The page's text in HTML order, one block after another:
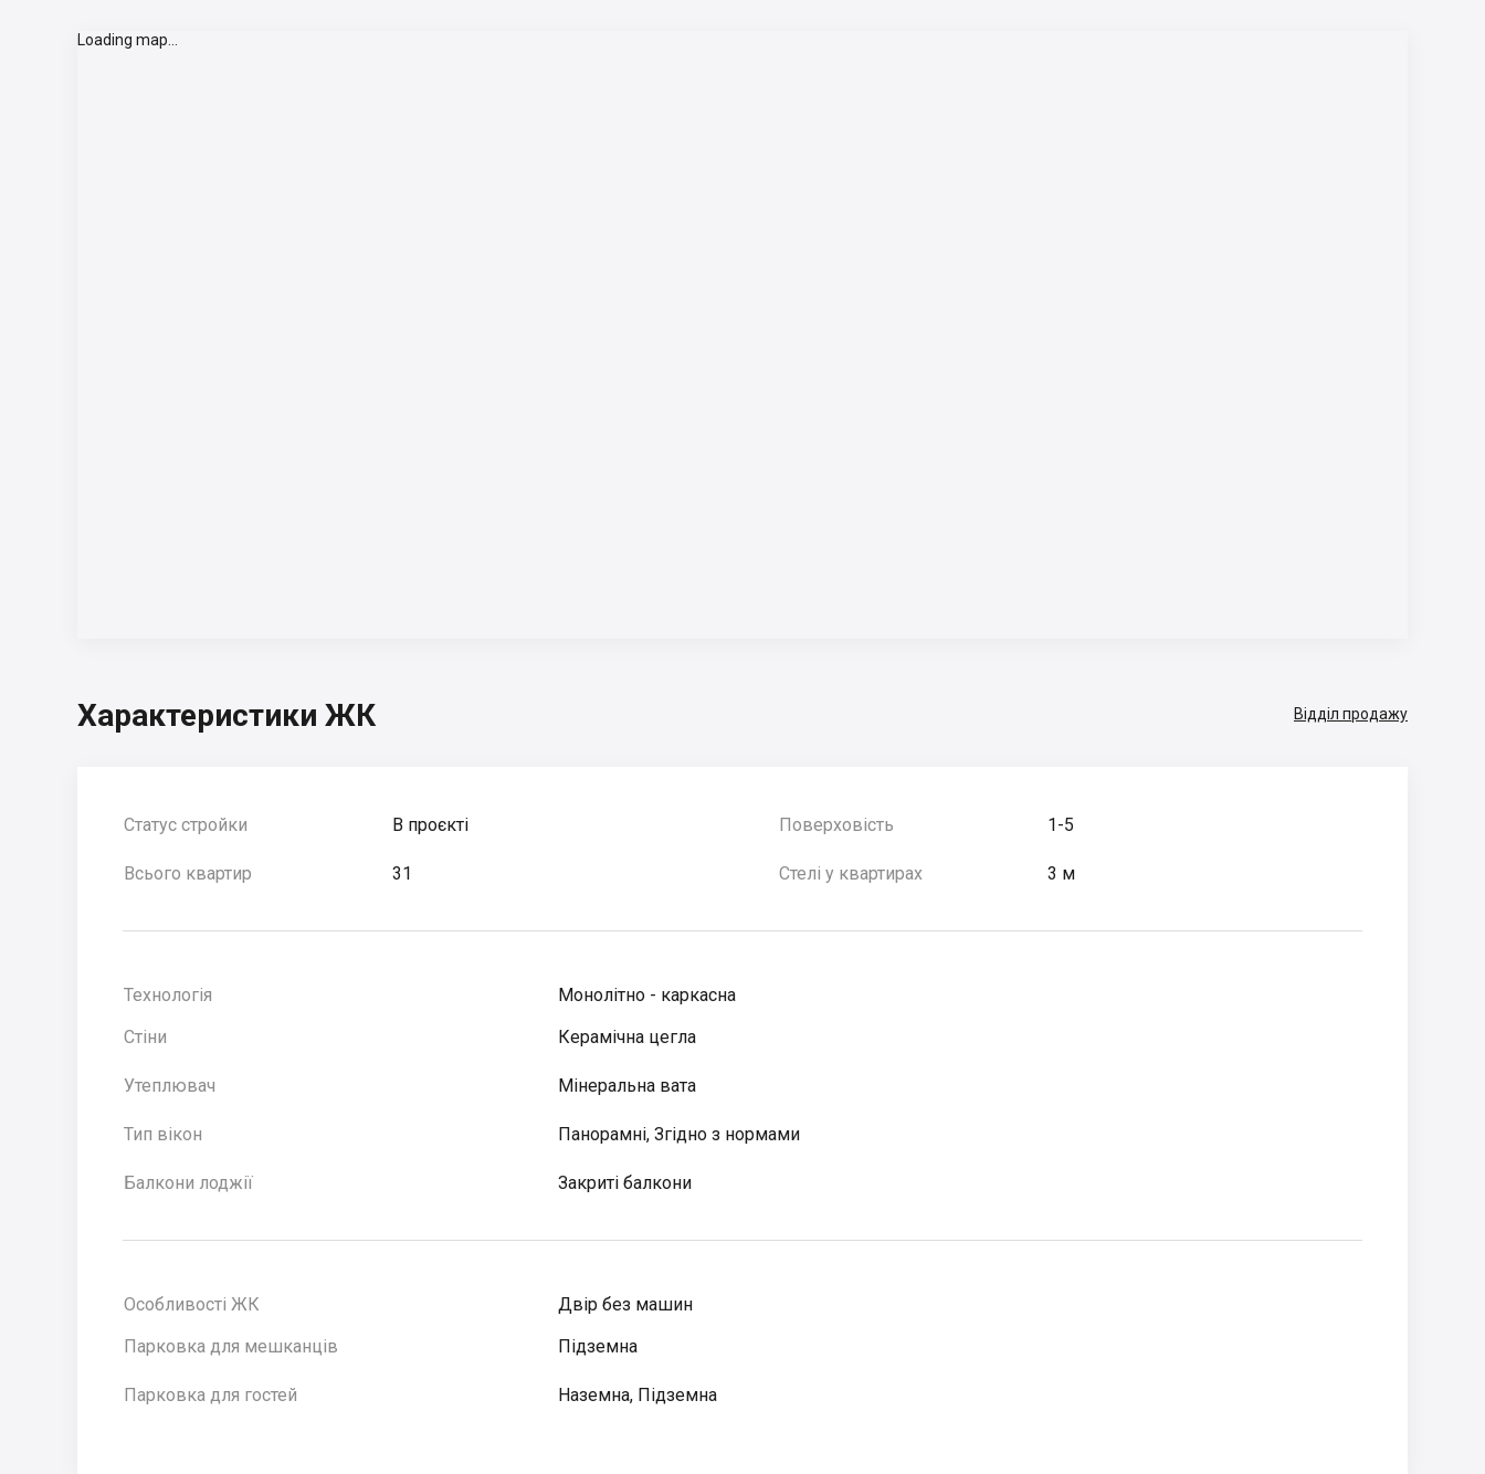
Loading map...
Характеристики ЖК Відділ продажу
Статус стройки В проєкті Поверховість 1-5
Всього квартир 31 Стелі у квартирах 3 м
Технологія
Монолітно - каркасна
Стіни
Керамічна цегла
Утеплювач Мінеральна вата
Тип вікон Панорамні, Згідно з нормами
Балкони лоджії Закриті балкони
Особливості ЖК
Двір без машин
Парковка для мешканців
Підземна
Парковка для гостей Наземна, Підземна